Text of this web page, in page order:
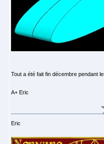
Tout a été fait fin décembre pendant
A+ Eric
Eric